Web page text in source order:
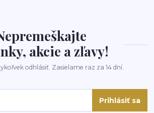
akcie a zľavy!
odhlásiť. Zasielame raz za 14 dní.
Prihlásiť sa